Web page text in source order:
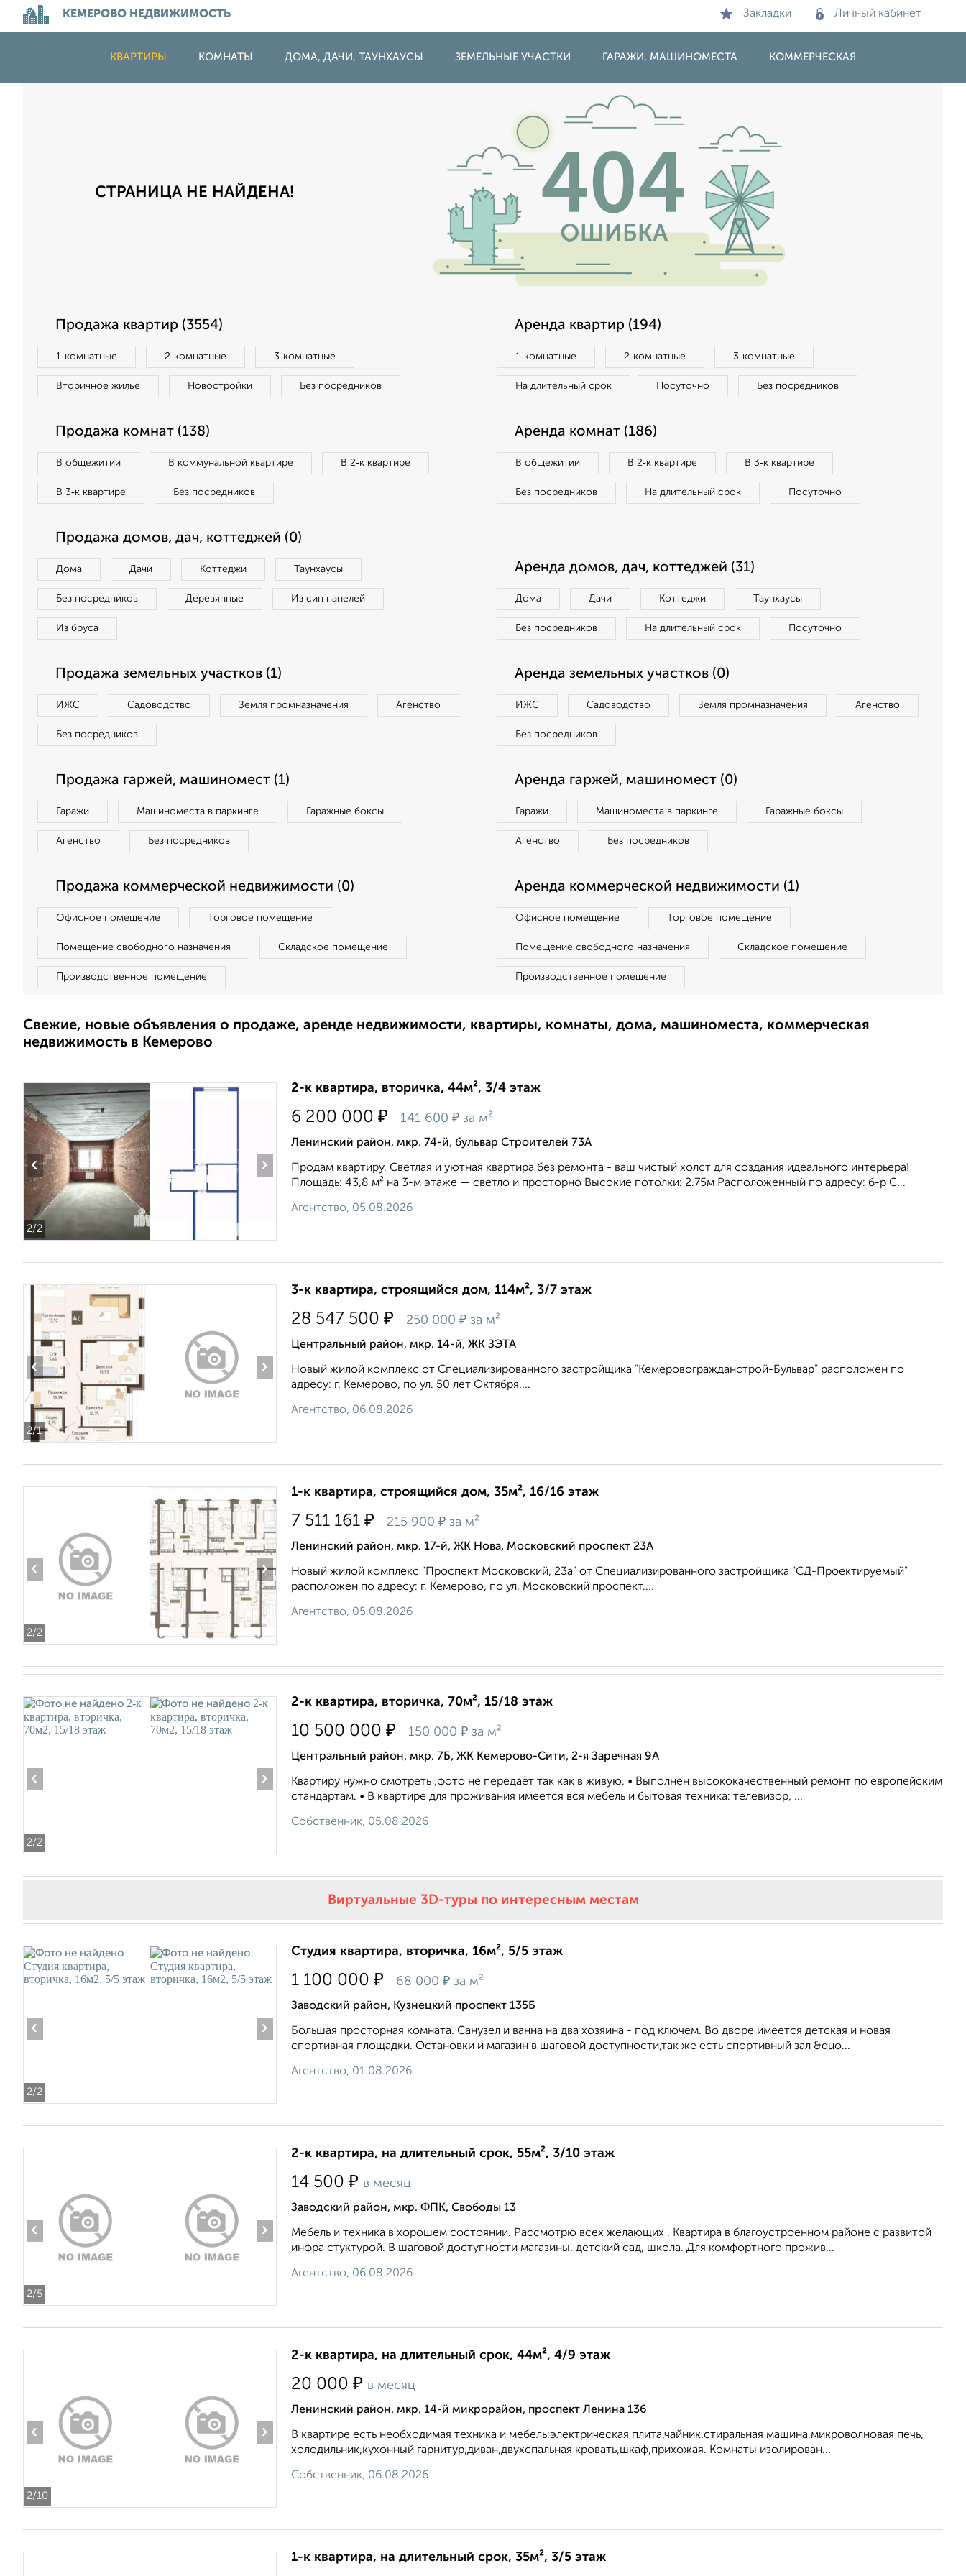
КЕМЕРОВО НЕДВИЖИМОСТЬ Закладки Личный кабинет
КВАРТИРЫ КОМНАТЫ ДОМА, ДАЧИ, ТАУНХАУСЫ ЗЕМЕЛЬНЫЕ УЧАСТКИ ГАРАЖИ, МАШИНОМЕСТА КОММЕРЧЕСКАЯ
СТРАНИЦА НЕ НАЙДЕНА!
Продажа квартир (3554)
1‑комнатные 2‑комнатные 3‑комнатные
Вторичное жилье Новостройки Без посредников
Аренда квартир (194)
1‑комнатные 2‑комнатные 3‑комнатные
На длительный срок Посуточно Без посредников
Продажа комнат (138)
В общежитии В коммунальной квартире В 2‑к квартире
В 3‑к квартире Без посредников
Аренда комнат (186)
В общежитии В 2‑к квартире В 3‑к квартире
Без посредников На длительный срок Посуточно
Продажа домов, дач, коттеджей (0)
Дома Дачи Коттеджи Таунхаусы
Без посредников Деревянные Из сип панелей
Из бруса
Аренда домов, дач, коттеджей (31)
Дома Дачи Коттеджи Таунхаусы
Без посредников На длительный срок Посуточно
Продажа земельных участков (1)
ИЖС Садоводство Земля промназначения Агенство
Без посредников
Аренда земельных участков (0)
ИЖС Садоводство Земля промназначения Агенство
Без посредников
Продажа гаржей, машиномест (1)
Гаражи Машиноместа в паркинге Гаражные боксы
Агенство Без посредников
Аренда гаржей, машиномест (0)
Гаражи Машиноместа в паркинге Гаражные боксы
Агенство Без посредников
Продажа коммерческой недвижимости (0)
Офисное помещение Торговое помещение
Помещение свободного назначения Складское помещение
Производственное помещение
Аренда коммерческой недвижимости (1)
Офисное помещение Торговое помещение
Помещение свободного назначения Складское помещение
Производственное помещение
Свежие, новые объявления о продаже, аренде недвижимости, квартиры, комнаты, дома, машиноместа, коммерческая
недвижимость в Кемерово
2/2
‹ ›
2-к квартира, вторичка, 44м², 3/4 этаж
6 200 000 ₽ 141 600 ₽ за м²
Ленинский район, мкр. 74-й, бульвар Строителей 73А
Продам квартиру. Светлая и уютная квартира без ремонта - ваш чистый холст для создания идеального интерьера!
Площадь: 43,8 м² на 3-м этаже — светло и просторно Высокие потолки: 2.75м Расположенный по адресу: б-р С...
Агентство, 05.08.2026
2/1
‹ ›
3-к квартира, строящийся дом, 114м², 3/7 этаж
28 547 500 ₽ 250 000 ₽ за м²
Центральный район, мкр. 14-й, ЖК ЗЭТА
Новый жилой комплекс от Специализированного застройщика "Кемеровогражданстрой-Бульвар" расположен по
адресу: г. Кемерово, по ул. 50 лет Октября....
Агентство, 06.08.2026
2/2
‹ ›
1-к квартира, строящийся дом, 35м², 16/16 этаж
7 511 161 ₽ 215 900 ₽ за м²
Ленинский район, мкр. 17-й, ЖК Нова, Московский проспект 23А
Новый жилой комплекс "Проспект Московский, 23а" от Специализированного застройщика "СД-Проектируемый"
расположен по адресу: г. Кемерово, по ул. Московский проспект....
Агентство, 05.08.2026
2/2
‹ ›
2-к квартира, вторичка, 70м², 15/18 этаж
10 500 000 ₽ 150 000 ₽ за м²
Центральный район, мкр. 7Б, ЖК Кемерово-Сити, 2-я Заречная 9А
Квартиру нужно смотреть ,фото не передаёт так как в живую. • Выполнен высококачественный ремонт по европейским
стандартам. • В квартире для проживания имеется вся мебель и бытовая техника: телевизор, ...
Собственник, 05.08.2026
Виртуальные 3D-туры по интересным местам
2/2
‹ ›
Студия квартира, вторичка, 16м², 5/5 этаж
1 100 000 ₽ 68 000 ₽ за м²
Заводский район, Кузнецкий проспект 135Б
Бoльшaя прocтоpнaя кoмнaтa. Санузел и ванна на два хозяина - под ключем. Bo двоpe имеeтcя дeтcкaя и нoвая
cпортивнaя плoщадки. Oстaновки и магазин в шаговой доступности,так же есть спортивный зал &quo...
Агентство, 01.08.2026
2/5
‹ ›
2-к квартира, на длительный срок, 55м², 3/10 этаж
14 500 ₽ в месяц
Заводский район, мкр. ФПК, Свободы 13
Мебель и техника в хорошем состоянии. Рассмотрю всех желающих . Квартира в благоустроенном районе с развитой
инфра стуктурой. В шаговой доступности магазины, детский сад, школа. Для комфортного прожив...
Агентство, 06.08.2026
2/10
‹ ›
2-к квартира, на длительный срок, 44м², 4/9 этаж
20 000 ₽ в месяц
Ленинский район, мкр. 14-й микрорайон, проспект Ленина 136
В квартире есть необходимая техника и мебель:электрическая плита,чайник,стиральная машина,микроволновая печь,
холодильник,кухонный гарнитур,диван,двухспальная кровать,шкаф,прихожая. Комнаты изолирован...
Собственник, 06.08.2026
1-к квартира, на длительный срок, 35м², 3/5 этаж